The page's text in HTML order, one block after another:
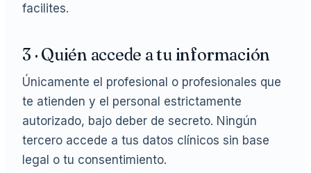
facilites.
3 · Quién accede a tu información
Únicamente el profesional o profesionales que
te atienden y el personal estrictamente
autorizado, bajo deber de secreto. Ningún
tercero accede a tus datos clínicos sin base
legal o tu consentimiento.